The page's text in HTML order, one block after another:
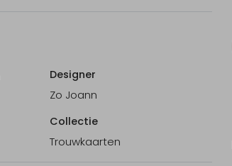
Designer
Zo Joann
Collectie
Trouwkaarten